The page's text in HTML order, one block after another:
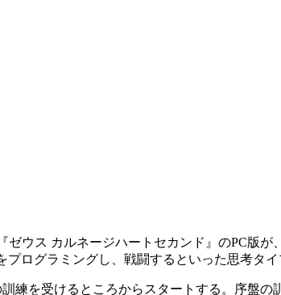
ウス カルネージハートセカンド』のPC版が
ログラミングし、戦闘するといった思考タイ
練を受けるところからスタートする。序盤の